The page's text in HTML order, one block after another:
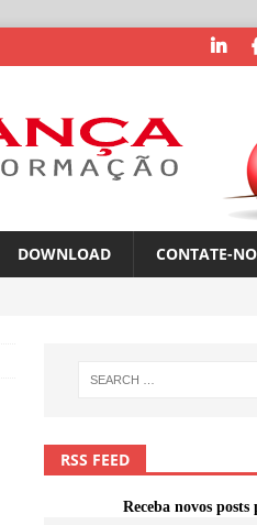
DOWNLOAD CONTATE-
RSS FEED
Receba novos